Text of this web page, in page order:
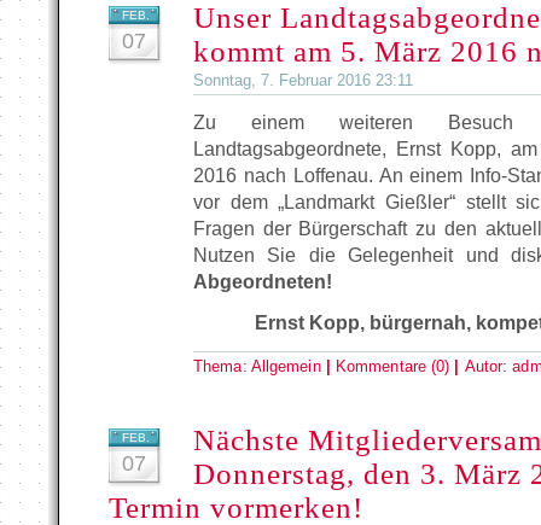
FEB.
07
Unser
kommt am 5. März 2016
Sonntag, 7. Februar 2016 23:11
Zu einem weiteren Besuch
Landtagsabgeordnete, Ernst Kopp,
2016 nach Loffenau. An einem Info-
vor dem „Landmarkt Gießler“ stellt
Fragen der Bürgerschaft zu den
Nutzen Sie die Gelegenheit und
Abgeordneten!
Ernst Kopp, bürgernah,
Thema: Allgemein Kommentare (0) Autor:
FEB.
07
Nächste
Donnerstag, den 3. März
Termin vormerken!